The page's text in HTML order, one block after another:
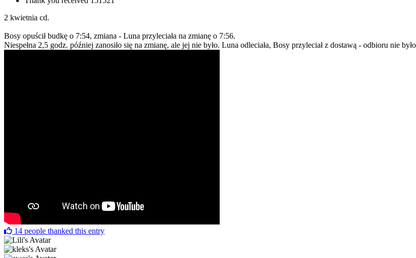
2 kwietnia cd.
Bosy opuścił budkę o 7:54, zmiana - Luna przyleciała na zmianę o 7:56.
Niespełna 2,5 godz. później zanosiło się na zmianę, ale jej nie było. Luna odleciała, Bosy przyleciał z dostawą - odbioru nie
14 people thanked this entry